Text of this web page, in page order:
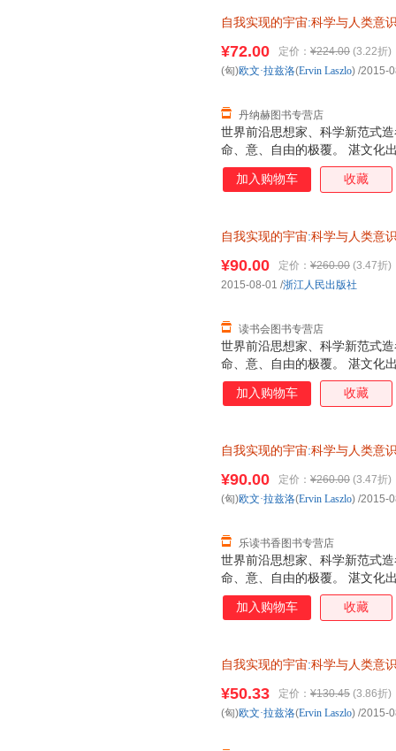
自我实现的宇宙:科学与人类意
世界前沿思想家、科学新范式
命、意、自由的极覆。 湛文化
¥72.00 定价： ¥224.00 (3.22折)
丹纳赫图书专营店
(匈)欧文·拉兹洛(Ervin Laszlo) /2015-
加入购物车 收藏
自我实现的宇宙:科学与人类意
世界前沿思想家、科学新范式
命、意、自由的极覆。 湛文化
¥90.00 定价： ¥260.00 (3.47折)
读书会图书专营店
2015-08-01 /浙江人民出版社
加入购物车 收藏
自我实现的宇宙:科学与人类意
世界前沿思想家、科学新范式
命、意、自由的极覆。 湛文化
¥90.00 定价： ¥260.00 (3.47折)
乐读书香图书专营店
(匈)欧文·拉兹洛(Ervin Laszlo) /2015-
加入购物车 收藏
自我实现的宇宙:科学与人类意
流快捷，欢迎选购！】
¥50.33 定价： ¥130.45 (3.86折)
(匈)欧文·拉兹洛(Ervin Laszlo) /2015-